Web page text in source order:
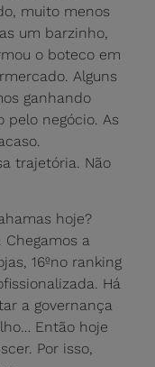
muito menos
um barzinho,
o boteco em
Alguns
ganhando
pelo negócio. As
trajetória. Não
hoje?
Chegamos a
16ºno ranking
Há
a governança
Então hoje
Por isso,